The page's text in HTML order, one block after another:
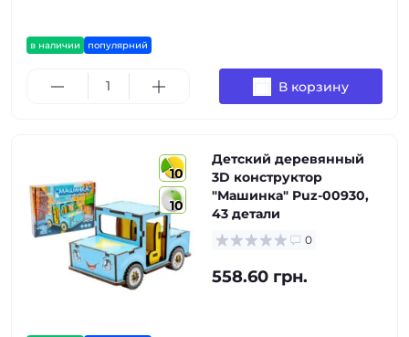
в наличии популярний
В корзину
10
10
Детский деревянный
3D конструктор
"Машинка" Puz-00930,
43 детали
0
558.60 грн.